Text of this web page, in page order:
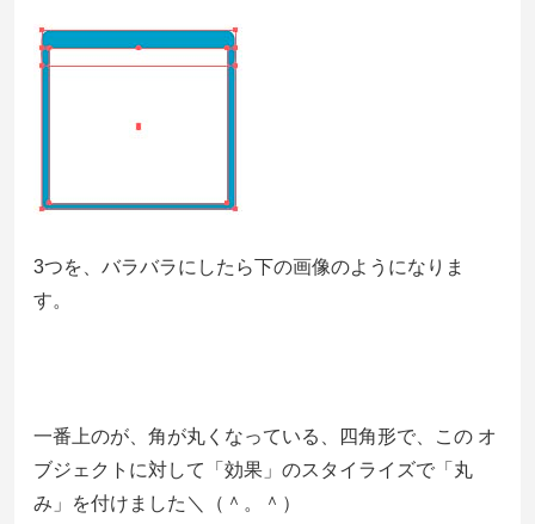
3つを、バラバラにしたら下の画像のようになりま
す。
一番上のが、角が丸くなっている、四角形で、この オ
ブジェクトに対して「効果」のスタイライズで「丸
み」を付けました＼（＾。＾）